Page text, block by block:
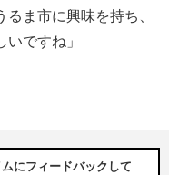
ま市に興味を持ち、
ですね」
にフィードバックして